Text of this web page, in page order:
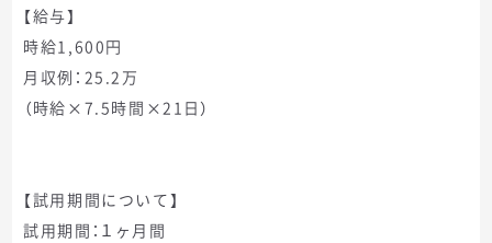
【給与】
時給1,600円
月収例：25.2万
（時給×7.5時間×21日）
【試用期間について】
試用期間：１ヶ月間